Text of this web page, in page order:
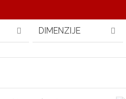
DIMENZIJE